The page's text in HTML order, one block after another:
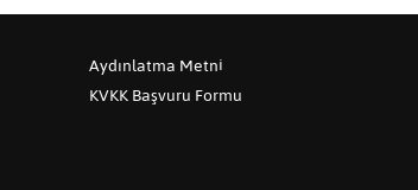
Aydınlatma Metni
KVKK Başvuru Formu